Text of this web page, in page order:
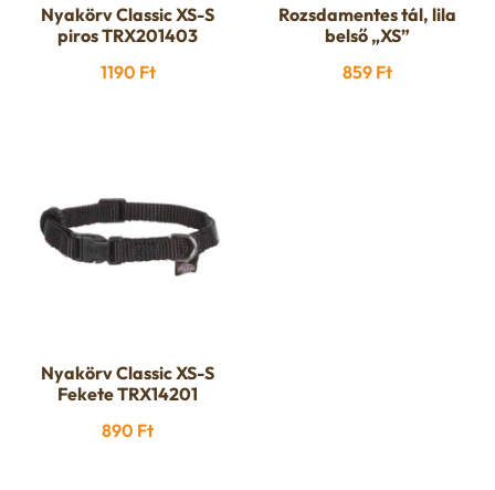
Nyakörv Classic XS-S
piros TRX201403
1190 Ft
Rozsdamentes tál, lila
belső „XS”
859 Ft
Nyakörv Classic XS-S
Fekete TRX14201
890 Ft